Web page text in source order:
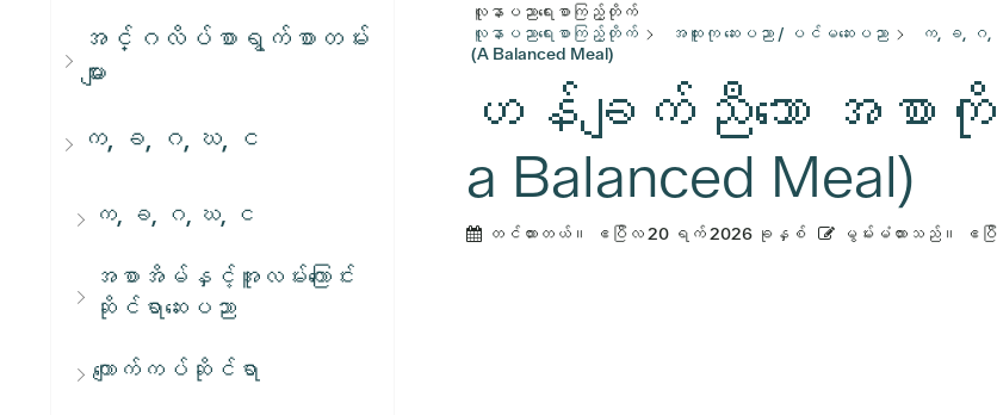
အင်္ဂလိပ်စာရွက်စာတမ်း
များ
က, ခ, ဂ, ဃ, င
က, ခ, ဂ, ဃ, င
အစာအိမ်နှင့်အူလမ်းကြောင်း
ဆိုင်ရာဆေးပညာ
ကျောက်ကပ်ဆိုင်ရာ
လူနာပညာရေးစာကြည့်တိုက်
လူနာပညာရေးစာကြည့်တိုက်
အထူးကု ဆေးပညာ / ပင်မဆေးပညာ က, ခ, ဂ
(A Balanced Meal)
ဟန်ချက်ညီသော အစာ
a Balanced Meal)
တင်ထားတယ်။ ဧပြီလ 20 ရက် 2026 ခုနှစ် မွမ်းမံထားသည်။ ဧ